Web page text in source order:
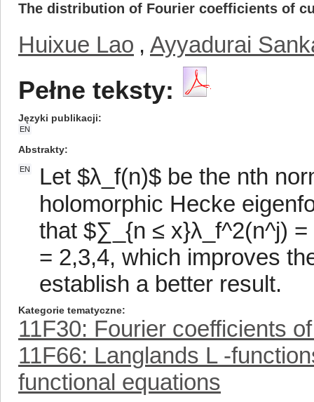
The distribution of Fourier coefficients of
Huixue Lao , Ayyadurai
Pełne teksty:
Języki publikacji
EN
Abstrakty
EN
Let $λ_f(n)$ be the nth
holomorphic Hecke
that $∑_{n ≤ x}λ_f^2(n^j)
= 2,3,4, which improves
establish a better result.
Kategorie tematyczne
11F30: Fourier coefficients
11F66: Langlands L -
functional equations